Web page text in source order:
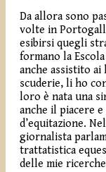
Da allora sono
volte in
esibirsi quegli
formano la
anche assistito
scuderie, li ho
loro è nata una
anche il piacere
d’equitazione.
giornalista
trattatistica
delle mie